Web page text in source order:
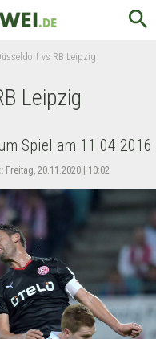
search
vs RB Leipzig
Leipzig
Spiel am 11.04.2016
Freitag, 20.11.2020 | 10:02